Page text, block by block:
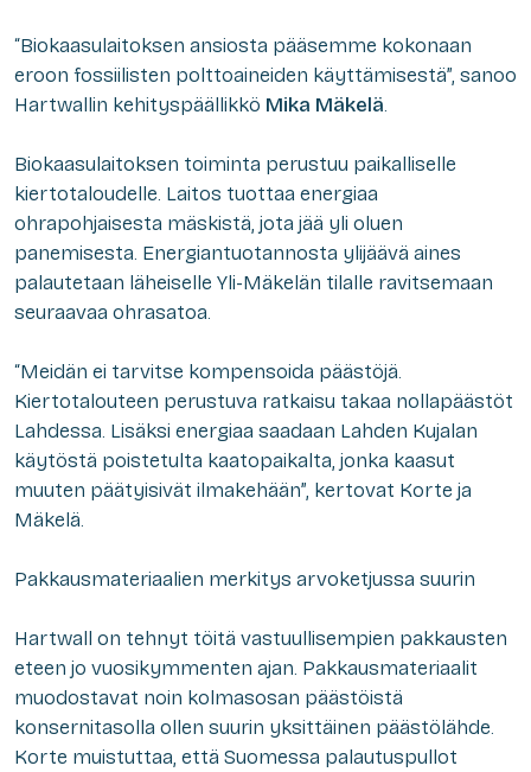
“Biokaasulaitoksen ansiosta pääsemme kokonaan
eroon fossiilisten polttoaineiden käyttämisestä”, sanoo
Hartwallin kehityspäällikkö Mika Mäkelä.
Biokaasulaitoksen toiminta perustuu paikalliselle
kiertotaloudelle. Laitos tuottaa energiaa
ohrapohjaisesta mäskistä, jota jää yli oluen
panemisesta. Energiantuotannosta ylijäävä aines
palautetaan läheiselle Yli-Mäkelän tilalle ravitsemaan
seuraavaa ohrasatoa.
“Meidän ei tarvitse kompensoida päästöjä.
Kiertotalouteen perustuva ratkaisu takaa nollapäästöt
Lahdessa. Lisäksi energiaa saadaan Lahden Kujalan
käytöstä poistetulta kaatopaikalta, jonka kaasut
muuten päätyisivät ilmakehään”, kertovat Korte ja
Mäkelä.
Pakkausmateriaalien merkitys arvoketjussa suurin
Hartwall on tehnyt töitä vastuullisempien pakkausten
eteen jo vuosikymmenten ajan. Pakkausmateriaalit
muodostavat noin kolmasosan päästöistä
konsernitasolla ollen suurin yksittäinen päästölähde.
Korte muistuttaa, että Suomessa palautuspullot